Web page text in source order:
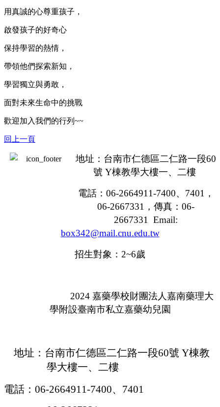
用真誠的心尊重孩子，
啟發孩子的好奇心
保持學習的熱情，
帶領他們探索新知，
學習獨立與勇敢，
面對未來生命中的挑戰
歡迎加入我們的行列~~
回上一頁
地址：台南市仁德區二仁路一段60
號 Y棟教學大樓一、二樓
電話： 06-2664911-7400、 7401 ，
06-2667331， 傳真： 06-
2667331 Email:
box342@mail.cnu.edu.tw
招生對象： 2~6歲
2024 嘉藥學校財團法人嘉南藥理大
學附設臺南市私立嘉藥幼兒園
地址：台南市仁德區二仁路一段60號 Y棟教
學大樓一、二樓
電話： 06-2664911-7400、 7401